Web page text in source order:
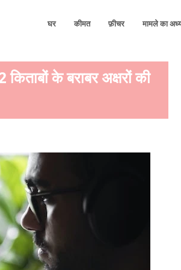
घर कीमत फ़ीचर मामले का
के बराबर अक्षरों की